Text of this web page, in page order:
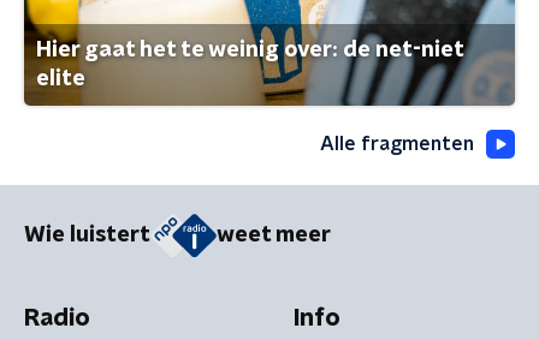
Hier gaat het te weinig over: de net-niet
elite
Alle fragmenten
Wie luistert weet meer
Radio Info